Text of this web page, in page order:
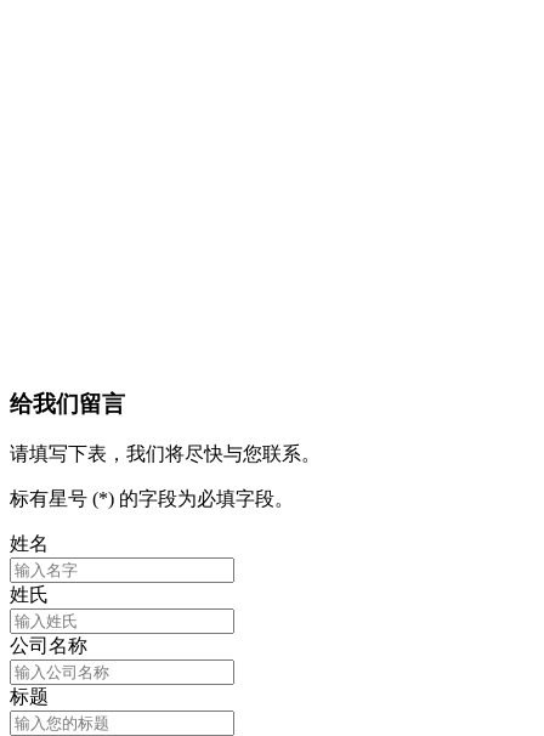
给我们留言
请填写下表，我们将尽快与您联系。
标有星号 (*) 的字段为必填字段。
姓名
姓氏
公司名称
标题